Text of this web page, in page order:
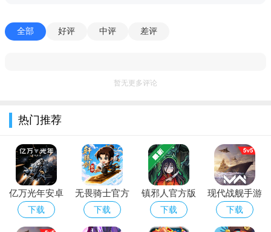
游戏玩法
武器与技能，利用兵种克制链打出以弱胜强的效果。
内容，也有实时对战、军团对抗等 PVP 玩法，兼顾休闲与竞技。
全部 好评 中评 差评
暂无更多评论
热门推荐
亿万光年安卓
版游戏免费下
载
下载
无畏骑士官方
正版游戏免费
下载
下载
镇邪人官方版
下载
下载
现代战舰手游
下载官方2026
最新版
下载